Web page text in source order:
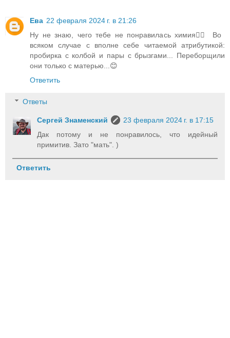
Ева 22 февраля 2024 г. в 21:26
Ну не знаю, чего тебе не понравилась химия🤷‍♀️ Во
всяком случае с вполне себе читаемой атрибутикой:
пробирка с колбой и пары с брызгами... Переборщили
они только с матерью...😊
Ответить
Ответы
Сергей Знаменский
23 февраля 2024 г. в 17:15
Дак потому и не понравилось, что идейный
примитив. Зато "мать". )
Ответить